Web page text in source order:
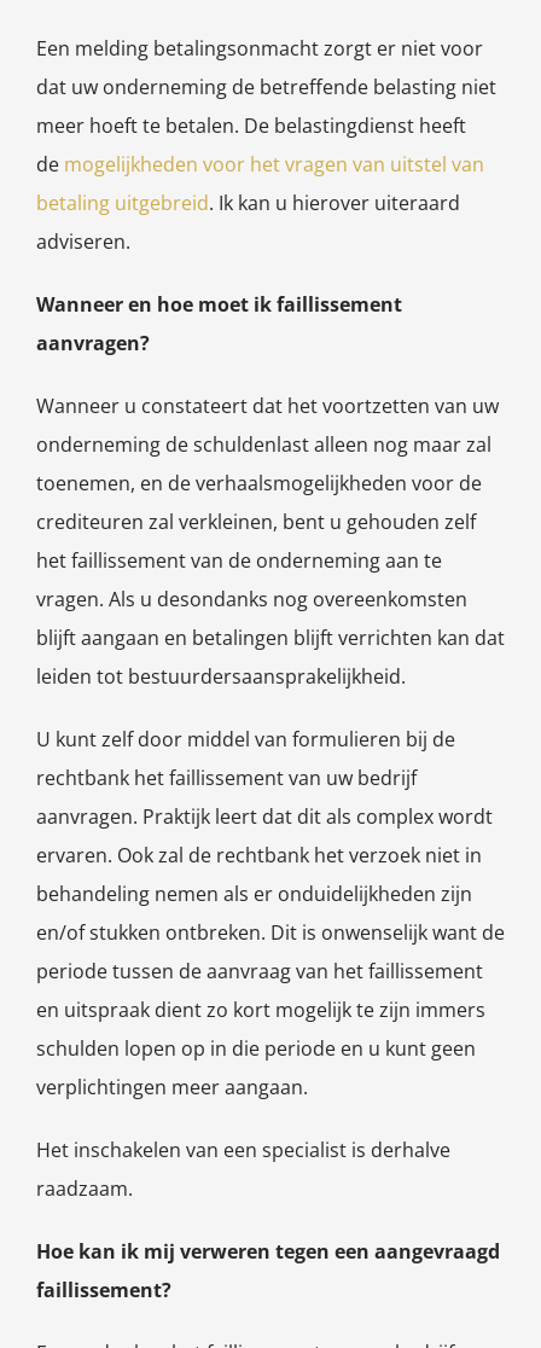
Een melding betalingsonmacht zorgt er niet voor
dat uw onderneming de betreffende belasting niet
meer hoeft te betalen. De belastingdienst heeft
de mogelijkheden voor het vragen van uitstel van
betaling uitgebreid. Ik kan u hierover uiteraard
adviseren.
Wanneer en hoe moet ik faillissement
aanvragen?
Wanneer u constateert dat het voortzetten van uw
onderneming de schuldenlast alleen nog maar zal
toenemen, en de verhaalsmogelijkheden voor de
crediteuren zal verkleinen, bent u gehouden zelf
het faillissement van de onderneming aan te
vragen. Als u desondanks nog overeenkomsten
blijft aangaan en betalingen blijft verrichten kan dat
leiden tot bestuurdersaansprakelijkheid.
U kunt zelf door middel van formulieren bij de
rechtbank het faillissement van uw bedrijf
aanvragen. Praktijk leert dat dit als complex wordt
ervaren. Ook zal de rechtbank het verzoek niet in
behandeling nemen als er onduidelijkheden zijn
en/of stukken ontbreken. Dit is onwenselijk want de
periode tussen de aanvraag van het faillissement
en uitspraak dient zo kort mogelijk te zijn immers
schulden lopen op in die periode en u kunt geen
verplichtingen meer aangaan.
Het inschakelen van een specialist is derhalve
raadzaam.
Hoe kan ik mij verweren tegen een aangevraagd
faillissement?